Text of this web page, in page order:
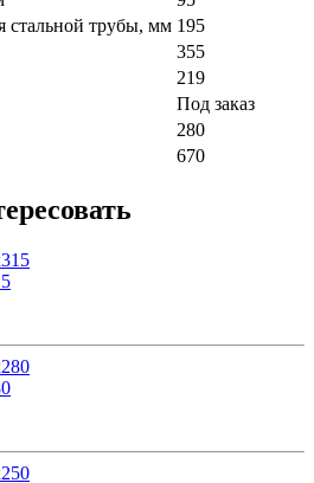
стальной трубы, мм 195
355
219
Под заказ
280
670